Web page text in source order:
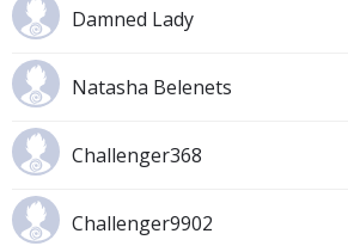
Damned Lady
Natasha Belenets
Challenger368
Challenger9902